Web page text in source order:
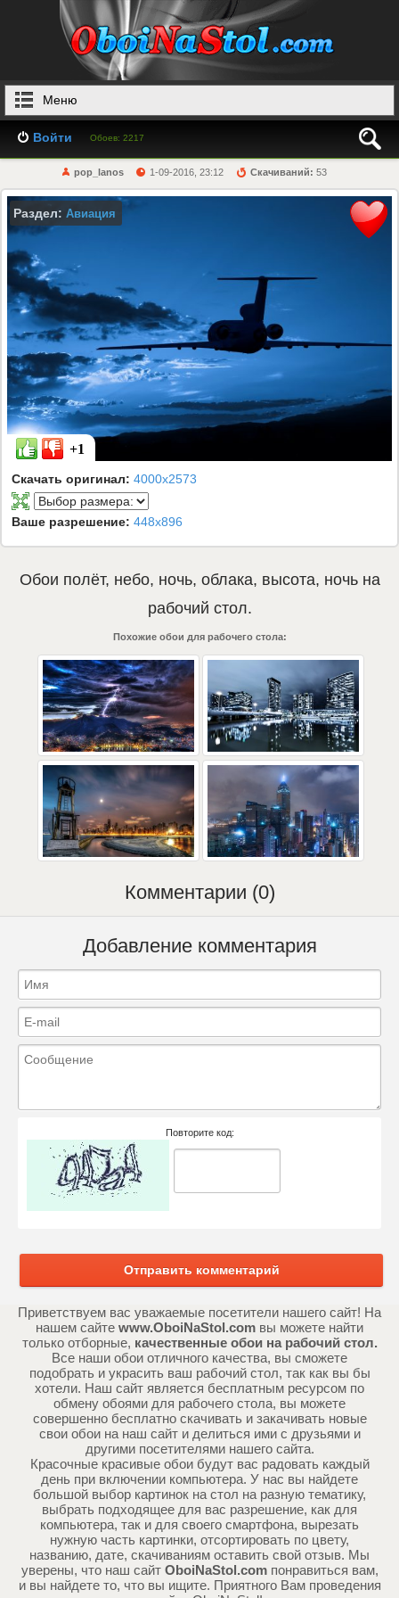
Меню
Войти Обоев: 2217
pop_lanos 1-09-2016, 23:12 Скачиваний: 53
Раздел: Авиация
+1
Скачать оригинал: 4000x2573
Ваше разрешение: 448x896
Обои полёт, небо, ночь, облака, высота, ночьна
рабочий стол.
Похожие обои для рабочего стола:
Комментарии (0)
Добавление комментария
Повторите код:
Отправить комментарий
Приветствуем вас уважаемые посетители нашего сайт! На
нашем сайте www.OboiNaStol.com вы можете найти
только отборные, качественные обои на рабочий стол.
Все наши обои отличного качества, вы сможете
подобрать и украсить ваш рабочий стол, так как вы бы
хотели. Наш сайт является бесплатным ресурсом по
обмену обоями для рабочего стола, вы можете
совершенно бесплатно скачивать и закачивать новые
свои обои на наш сайт и делиться ими с друзьями и
другими посетителями нашего сайта.
Красочные красивые обои будут вас радовать каждый
день при включении компьютера. У нас вы найдете
большой выбор картинок на стол на разную тематику,
выбрать подходящее для вас разрешение, как для
компьютера, так и для своего смартфона, вырезать
нужную часть картинки, отсортировать по цвету,
названию, дате, скачиваниям оставить свой отзыв. Мы
уверены, что наш сайт OboiNaStol.comпонравиться вам,
и вы найдете то, что вы ищите. Приятного Вам проведения